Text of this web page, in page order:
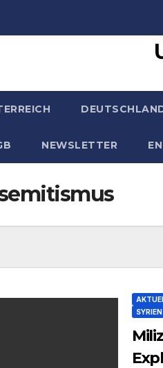
NEWSLETTER
SYRIEN